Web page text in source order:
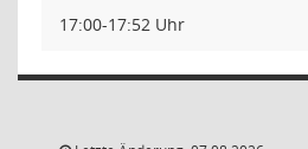
17:00-17:52 Uhr